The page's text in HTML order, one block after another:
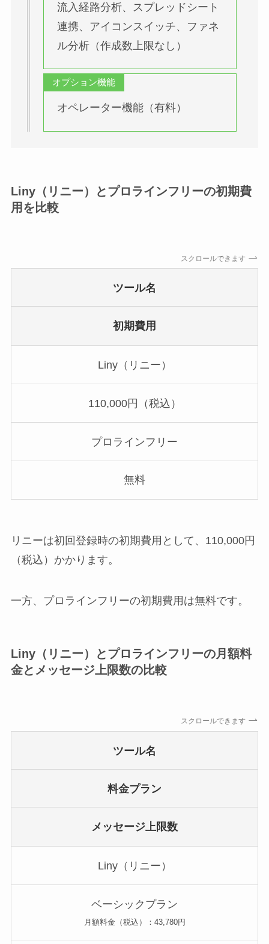
流入経路分析、スプレッドシート
連携、アイコンスイッチ、ファネ
ル分析（作成数上限なし）
オプション機能
オペレーター機能（有料）
Liny（リニー）とプロラインフリーの初期費
用を比較
スクロールできます
ツール名
初期費用
Liny（リニー）
110,000円（税込）
プロラインフリー
無料
リニーは初回登録時の初期費用として、110,000円
（税込）かかります。
一方、プロラインフリーの初期費用は無料です。
Liny（リニー）とプロラインフリーの月額料
金とメッセージ上限数の比較
スクロールできます
ツール名
料金プラン
メッセージ上限数
Liny（リニー）
ベーシックプラン
月額料金（税込）：43,780円